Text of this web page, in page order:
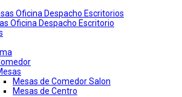
Oficina Despacho Escritorios
Oficina Despacho Escritorio
Mesas de Comedor Salon
Mesas de Centro